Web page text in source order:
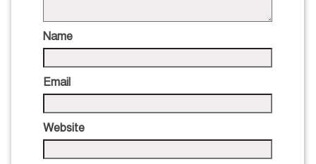
Name
Email
Website